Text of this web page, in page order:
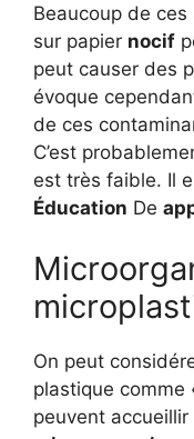
Beaucoup de
sur papier nocif
peut causer des
évoque
de ces
C’est
est très faible. Il
Éducation De
On peut
plastique comme
peuvent